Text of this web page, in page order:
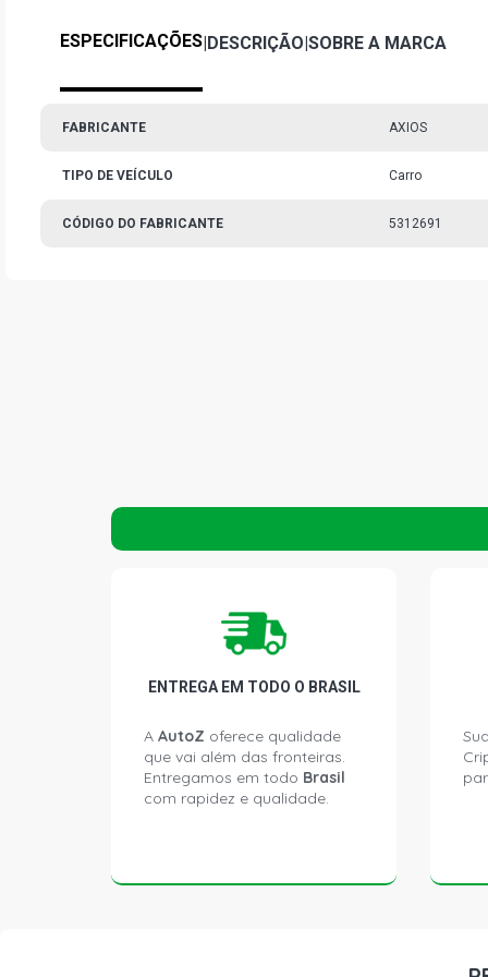
ESPECIFICAÇÕES|DESCRIÇÃO|SOBRE A MARCA
FABRICANTE AXIOS
TIPO DE VEÍCULO Carro
CÓDIGO DO FABRICANTE 5312691
ENTREGA EM TODO O BRASIL
A AutoZ oferece qualidade
que vai além das fronteiras.
Entregamos em todo Brasil
com rapidez e qualidade.